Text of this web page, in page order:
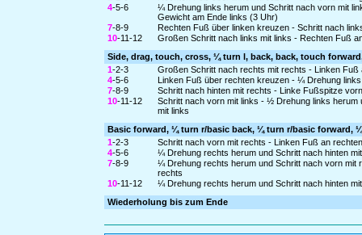
4-5-6
¼ Drehung links herum und Schritt nach vorn mit
Gewicht am Ende links (3 Uhr)
7-8-9
Rechten Fuß über linken kreuzen - Schritt nach
10-11-12
Großen Schritt nach links mit links - Rechten Fuß
Side, drag, touch, cross, ¼ turn l, back, back, touch
1-2-3
Großen Schritt nach rechts mit rechts - Linken
4-5-6
Linken Fuß über rechten kreuzen - ¼ Drehung
7-8-9
Schritt nach hinten mit rechts - Linke Fußspitze
10-11-12
Schritt nach vorn mit links - ½ Drehung links
mit links
Basic forward, ¼ turn r/basic back, ¼ turn r/basic forward,
1-2-3
Schritt nach vorn mit rechts - Linken Fuß an
4-5-6
¼ Drehung rechts herum und Schritt nach hinten
7-8-9
¼ Drehung rechts herum und Schritt nach vorn mit
rechts
10-11-12
¼ Drehung rechts herum und Schritt nach hinten
Wiederholung bis zum Ende